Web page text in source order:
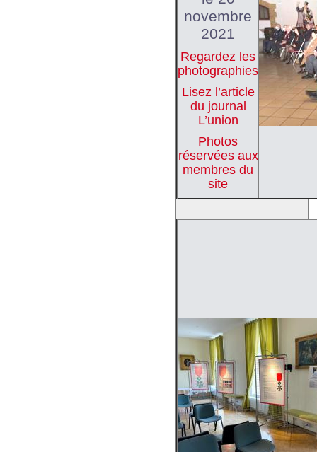
novembre
2021
Regardez les
photographies
Lisez l’article
du journal
L’union
Photos
réservées aux
membres du
site